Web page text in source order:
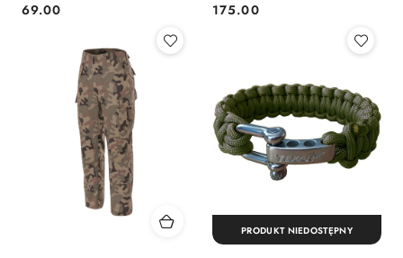
Cena:
69.00 Cena:
175.00
PRODUKT NIEDOSTĘPNY